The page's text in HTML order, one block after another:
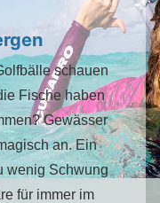
schauen
Fische haben
Gewässer
an. Ein
wenig Schwung
für immer im